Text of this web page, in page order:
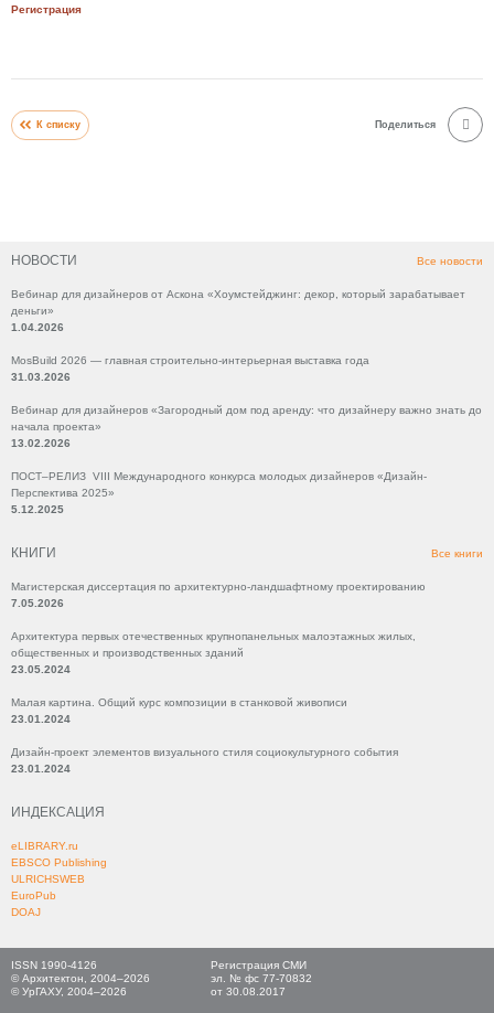
НОВОСТИ Все новости
Вебинар для дизайнеров от Аскона «Хоумстейджинг: декор, который зарабатывает
деньги»
1.04.2026
MosBuild 2026 — главная строительно-интерьерная выставка года
31.03.2026
Вебинар для дизайнеров «Загородный дом под аренду: что дизайнеру важно знать до
начала проекта»
13.02.2026
ПОСТ–РЕЛИЗ VIII Международного конкурса молодых дизайнеров «Дизайн-
Перспектива 2025»
5.12.2025
КНИГИ Все книги
Магистерская диссертация по архитектурно-ландшафтному проектированию
7.05.2026
Архитектура первых отечественных крупнопанельных малоэтажных жилых,
общественных и производственных зданий
23.05.2024
Малая картина. Общий курс композиции в станковой живописи
23.01.2024
Дизайн-проект элементов визуального стиля социокультурного события
23.01.2024
ИНДЕКСАЦИЯ
eLIBRARY.ru
EBSCO Publishing
ULRICHSWEB
EuroPub
DOAJ
Регистрация
К списку Поделиться
ISSN 1990-4126
© Архитектон, 2004–2026
© УрГАХУ, 2004–2026
Регистрация СМИ
эл. № фс 77-70832
от 30.08.2017